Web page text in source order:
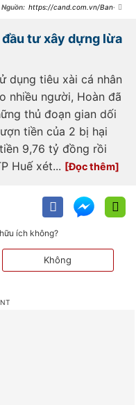
https://cand.com.vn/Ban-
rau-i757331/tư xây dựng lừa
dụng tiêu xài cá nhân
nhiều người, Hoàn đã
thủ đoạn gian dối
tiền của 2 bị hại
9,76 tỷ đồng rồi
Huế xét...
ích không?
Không